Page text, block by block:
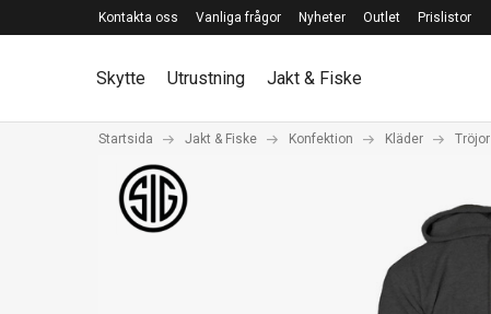
Kontakta oss Vanliga frågor Nyheter Outlet Prislistor
Skytte Utrustning Jakt & Fiske
Startsida Jakt & Fiske Konfektion Kläder Tröjor